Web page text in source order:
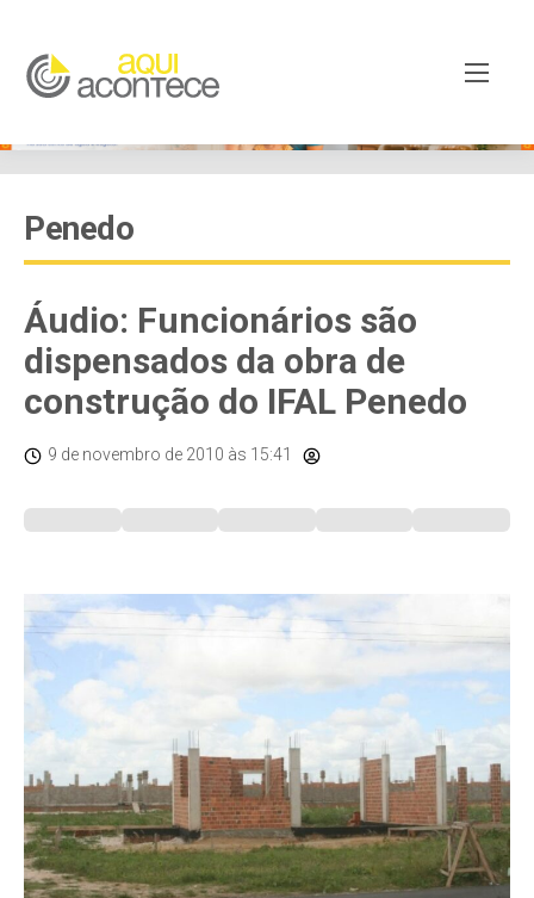
Penedo
Áudio: Funcionários são
dispensados da obra de
construção do IFAL Penedo
9 de novembro de 2010 às 15:41